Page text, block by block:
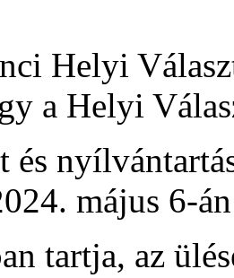
Helyi
a Helyi
és
május 6-
tartja, az